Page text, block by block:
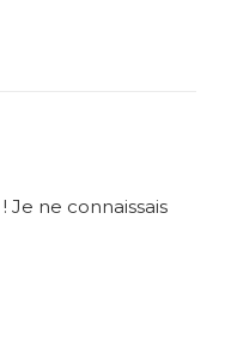
Je ne connaissais